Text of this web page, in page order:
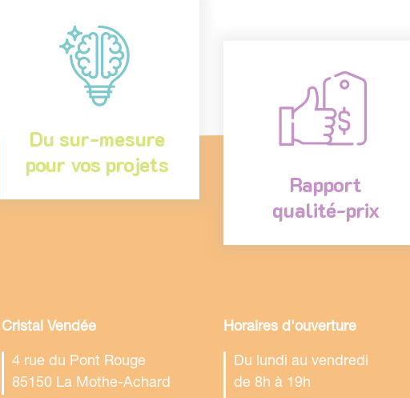
Du sur-mesure
pour vos projets
Rapport
qualité-prix
Cristal Vendée
4 rue du Pont Rouge
85150 La Mothe-Achard
Horaires d'ouverture
Du lundi au vendredi
de 8h à 19h